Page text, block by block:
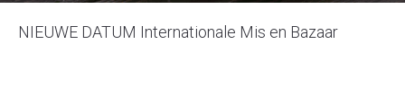
NIEUWE DATUM Internationale Mis en Bazaar